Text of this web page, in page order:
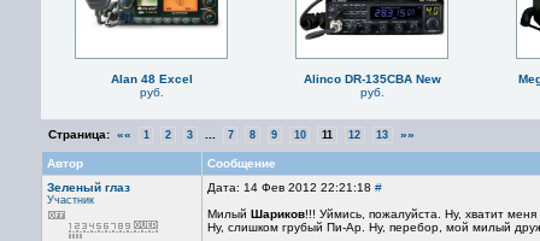
Alan 48 Excel
руб.
Alinco DR-135CBA New
руб.
Страница: «« 1 2 3 7 8 9 10 11 12 13 »»
Автор
Сообщение
Зеленый глаз
Участник
Дата: 14 Фев 2012 22:21:18 #
Милый Шариков!!! Уймись, пожалуйста. Ну, хватит
Ну, слишком грубый Пи-Ар. Ну, перебор, мой милый